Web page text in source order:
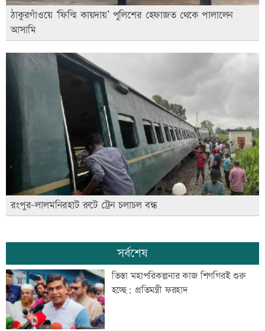
ঠাকুরগাঁওয়ে ‘ফিল্মি কায়দায়’ পুলিশের হেফাজত থেকে পালালেন
আসামি
রংপুর-লালমনিরহাট রুটে ট্রেন চলাচল বন্ধ
সর্বশেষ
তিস্তা মহাপরিকল্পনার কাজ শিগগিরই শুরু
হচ্ছে: প্রতিমন্ত্রী ফরহাদ